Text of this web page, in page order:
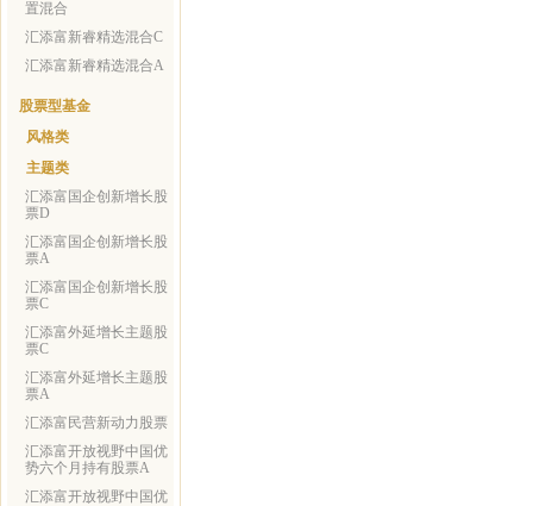
置混合
汇添富新睿精选混合C
汇添富新睿精选混合A
股票型基金
风格类
主题类
汇添富国企创新增长股
票D
汇添富国企创新增长股
票A
汇添富国企创新增长股
票C
汇添富外延增长主题股
票C
汇添富外延增长主题股
票A
汇添富民营新动力股票
汇添富开放视野中国优
势六个月持有股票A
汇添富开放视野中国优